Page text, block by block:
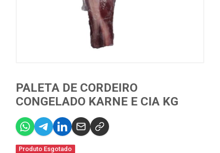
PALETA DE CORDEIRO
CONGELADO KARNE E CIA KG
Produto Esgotado